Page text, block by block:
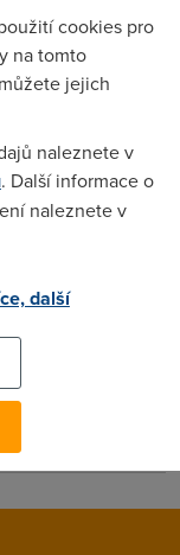
jako tomu
vytížením
:-(
cookies pro
na tomto
jejich
naleznete v
. Další informace o
naleznete v
další